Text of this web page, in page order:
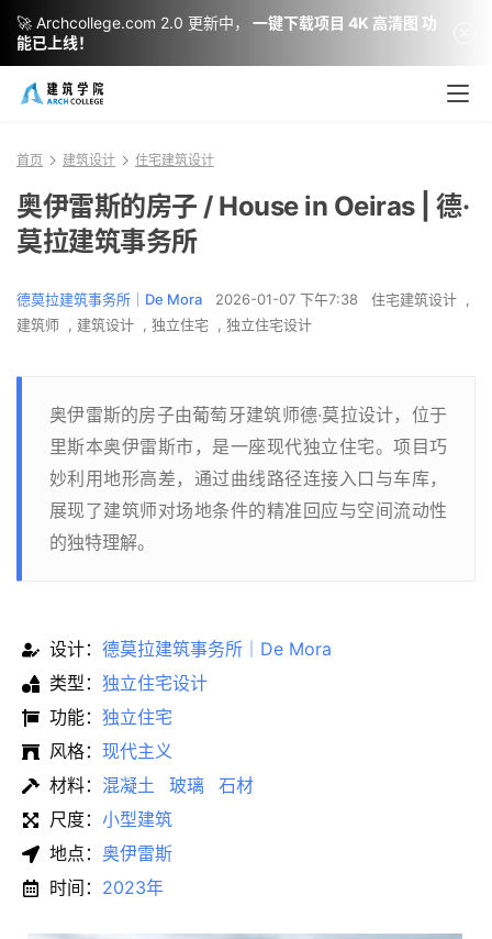
首页 建筑设计 住宅建筑设计
奥伊雷斯的房子 / House in Oeiras | 德·
莫拉建筑事务所
德莫拉建筑事务所｜De Mora 2026-01-07 下午7:38 住宅建筑设计 ,
建筑师 , 建筑设计 , 独立住宅 , 独立住宅设计
奥伊雷斯的房子由葡萄牙建筑师德·莫拉设计，位于
里斯本奥伊雷斯市，是一座现代独立住宅。项目巧
妙利用地形高差，通过曲线路径连接入口与车库，
展现了建筑师对场地条件的精准回应与空间流动性
的独特理解。
设计： 德莫拉建筑事务所｜De Mora
类型： 独立住宅设计
功能： 独立住宅
风格： 现代主义
材料： 混凝土 玻璃
石材
尺度： 小型建筑
地点： 奥伊雷斯
时间： 2023年
🚀 Archcollege.com 2.0 更新中，
一键下载项目 4K 高清图 功
能已上线！